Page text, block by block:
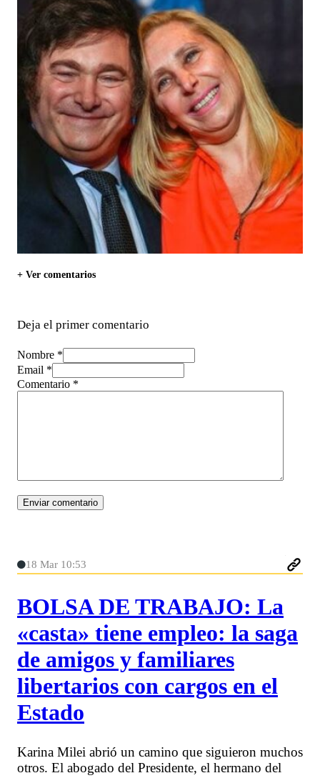
+ Ver comentarios
Deja el primer comentario
Nombre *
Email *
Comentario *
18 Mar 10:53
BOLSA DE TRABAJO: La
«casta» tiene empleo: la saga
de amigos y familiares
libertarios con cargos en el
Estado
Karina Milei abrió un camino que siguieron muchos
otros. El abogado del Presidente, el hermano del